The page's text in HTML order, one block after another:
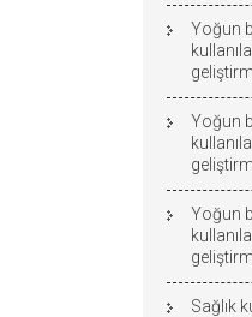
Yoğun
Yoğun
Yoğun
Sağlık